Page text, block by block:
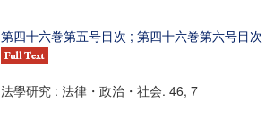
第四十六巻第五号目次 ; 第四十六巻第六号目次
法學研究 : 法律・政治・社会. 46, 7